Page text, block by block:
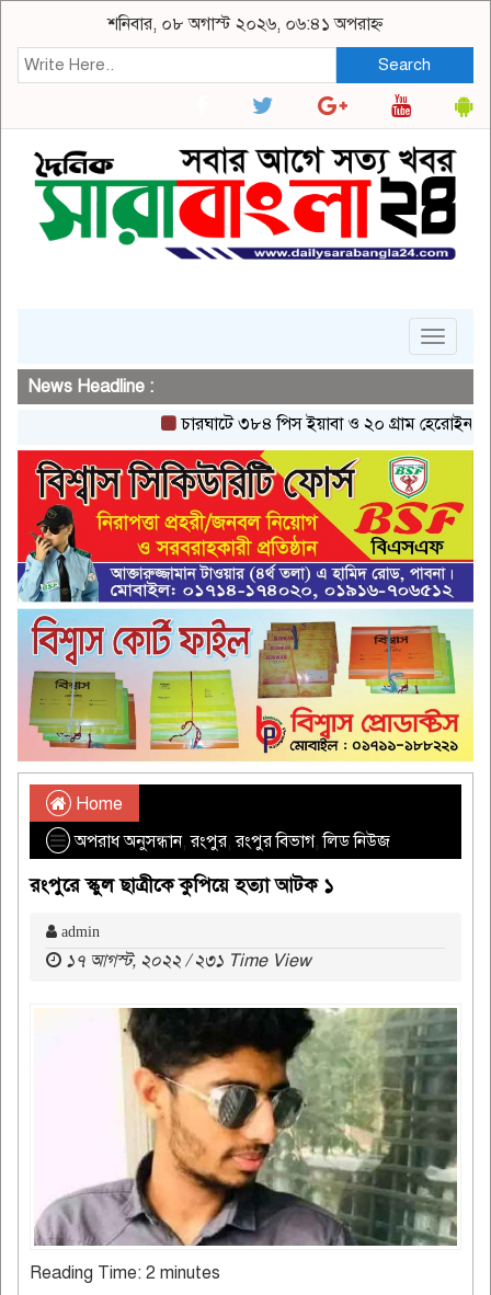
শনিবার, ০৮ অগাস্ট ২০২৬, ০৬:৪১ অপরাহ্ন
Search
Toggle
News Headline :
চারঘাটে ৩৮৪ পিস ইয়াবা ও ২০ গ্রাম হেরোইনসহ
Home
অপরাধ অনুসন্ধান,রংপুর,রংপুর বিভাগ,লিড নিউজ
রংপুরে স্কুল ছাত্রীকে কুপিয়ে হত্যা আটক ১
admin
১৭ আগস্ট, ২০২২ / ২৩১ Time View
Reading Time: 2 minutes